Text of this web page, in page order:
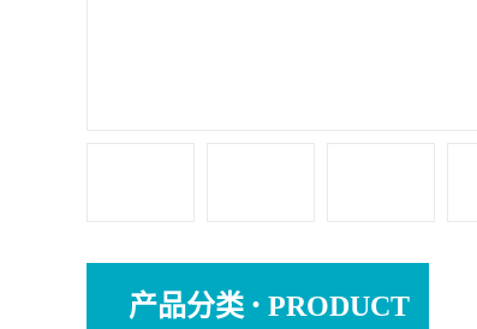
产品分类 · PRODUCT